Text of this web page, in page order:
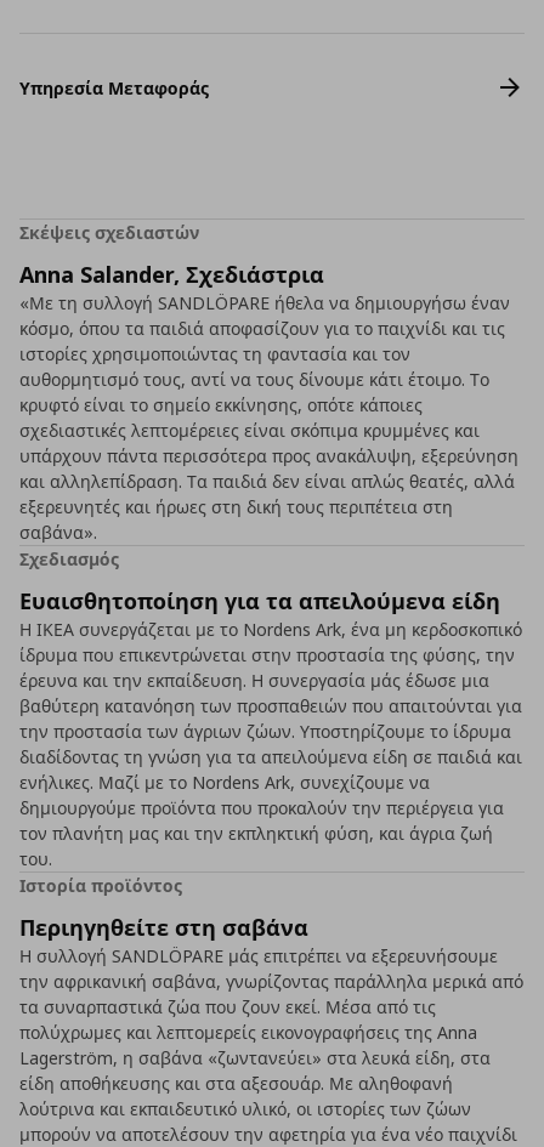
Υπηρεσία Μεταφοράς
Σκέψεις σχεδιαστών
Anna Salander, Σχεδιάστρια
«Με τη συλλογή SANDLÖPARE ήθελα να δημιουργήσω έναν
κόσμο, όπου τα παιδιά αποφασίζουν για το παιχνίδι και τις
ιστορίες χρησιμοποιώντας τη φαντασία και τον
αυθορμητισμό τους, αντί να τους δίνουμε κάτι έτοιμο. Το
κρυφτό είναι το σημείο εκκίνησης, οπότε κάποιες
σχεδιαστικές λεπτομέρειες είναι σκόπιμα κρυμμένες και
υπάρχουν πάντα περισσότερα προς ανακάλυψη, εξερεύνηση
και αλληλεπίδραση. Τα παιδιά δεν είναι απλώς θεατές, αλλά
εξερευνητές και ήρωες στη δική τους περιπέτεια στη
σαβάνα».
Σχεδιασμός
Ευαισθητοποίηση για τα απειλούμενα είδη
Η ΙΚΕΑ συνεργάζεται με το Nordens Ark, ένα μη κερδοσκοπικό
ίδρυμα που επικεντρώνεται στην προστασία της φύσης, την
έρευνα και την εκπαίδευση. Η συνεργασία μάς έδωσε μια
βαθύτερη κατανόηση των προσπαθειών που απαιτούνται για
την προστασία των άγριων ζώων. Υποστηρίζουμε το ίδρυμα
διαδίδοντας τη γνώση για τα απειλούμενα είδη σε παιδιά και
ενήλικες. Μαζί με το Nordens Ark, συνεχίζουμε να
δημιουργούμε προϊόντα που προκαλούν την περιέργεια για
τον πλανήτη μας και την εκπληκτική φύση, και άγρια ζωή
του.
Ιστορία προϊόντος
Περιηγηθείτε στη σαβάνα
Η συλλογή SANDLÖPARE μάς επιτρέπει να εξερευνήσουμε
την αφρικανική σαβάνα, γνωρίζοντας παράλληλα μερικά από
τα συναρπαστικά ζώα που ζουν εκεί. Μέσα από τις
πολύχρωμες και λεπτομερείς εικονογραφήσεις της Anna
Lagerström, η σαβάνα «ζωντανεύει» στα λευκά είδη, στα
είδη αποθήκευσης και στα αξεσουάρ. Με αληθοφανή
λούτρινα και εκπαιδευτικό υλικό, οι ιστορίες των ζώων
μπορούν να αποτελέσουν την αφετηρία για ένα νέο παιχνίδι